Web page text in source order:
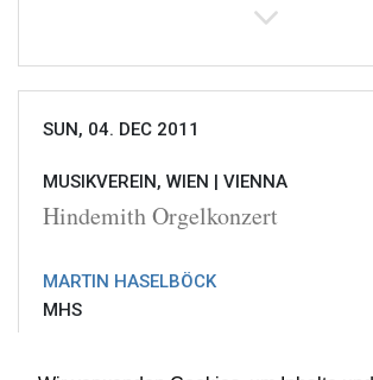
SUN, 04. DEC 2011
MUSIKVEREIN, WIEN | VIENNA
Hindemith Orgelkonzert
MARTIN HASELBÖCK
MHS